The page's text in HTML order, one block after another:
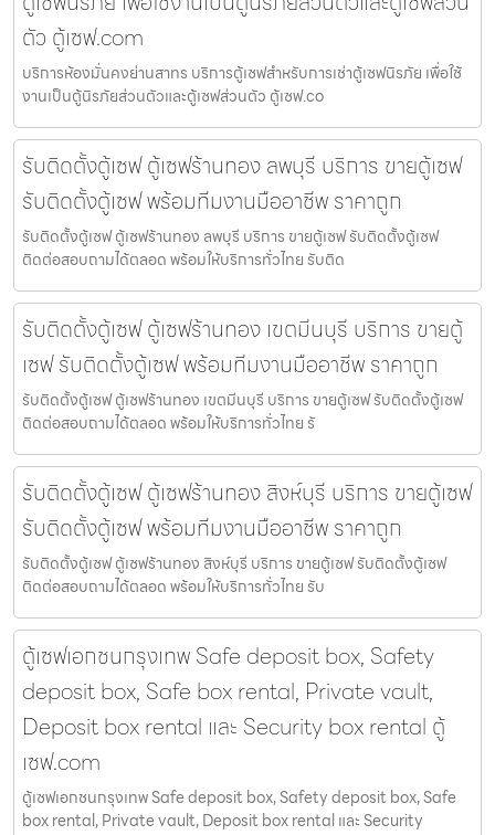
ตัว ตู้เซฟ.com
บริการห้องมั่นคงย่านสาทร บริการตู้เซฟสำหรับการเช่าตู้เซฟนิรภัย เพื่อใช้
งานเป็นตู้นิรภัยส่วนตัวและตู้เซฟส่วนตัว ตู้เซฟ.co
รับติดตั้งตู้เซฟ ตู้เซฟร้านทอง ลพบุรี บริการ ขายตู้เซฟ
รับติดตั้งตู้เซฟ พร้อมทีมงานมืออาชีพ ราคาถูก
รับติดตั้งตู้เซฟ ตู้เซฟร้านทอง ลพบุรี บริการ ขายตู้เซฟ รับติดตั้งตู้เซฟ
ติดต่อสอบถามได้ตลอด พร้อมให้บริการทั่วไทย รับติด
รับติดตั้งตู้เซฟ ตู้เซฟร้านทอง เขตมีนบุรี บริการ ขายตู้
เซฟ รับติดตั้งตู้เซฟ พร้อมทีมงานมืออาชีพ ราคาถูก
รับติดตั้งตู้เซฟ ตู้เซฟร้านทอง เขตมีนบุรี บริการ ขายตู้เซฟ รับติดตั้งตู้เซฟ
ติดต่อสอบถามได้ตลอด พร้อมให้บริการทั่วไทย รั
รับติดตั้งตู้เซฟ ตู้เซฟร้านทอง สิงห์บุรี บริการ ขายตู้เซฟ
รับติดตั้งตู้เซฟ พร้อมทีมงานมืออาชีพ ราคาถูก
รับติดตั้งตู้เซฟ ตู้เซฟร้านทอง สิงห์บุรี บริการ ขายตู้เซฟ รับติดตั้งตู้เซฟ
ติดต่อสอบถามได้ตลอด พร้อมให้บริการทั่วไทย รับ
ตู้เซฟเอกชนกรุงเทพ Safe deposit box, Safety
deposit box, Safe box rental, Private vault,
Deposit box rental และ Security box rental ตู้
เซฟ.com
ตู้เซฟเอกชนกรุงเทพ Safe deposit box, Safety deposit box, Safe
box rental, Private vault, Deposit box rental และ Security